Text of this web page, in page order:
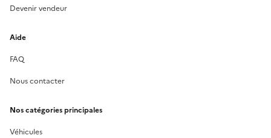
Devenir vendeur
Aide
FAQ
Nous contacter
Nos catégories principales
Véhicules